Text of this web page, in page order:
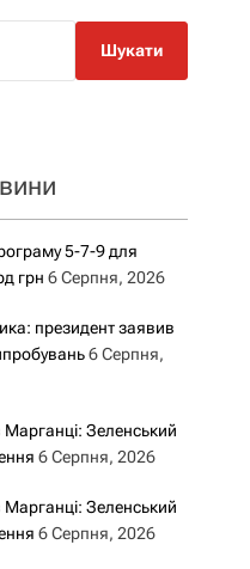
р
о
у
5-7-9 для
грн 6 Серпня, 2026
президент заявив
6 Серпня,
Марганці: Зеленський
6 Серпня, 2026
Марганці: Зеленський
6 Серпня, 2026